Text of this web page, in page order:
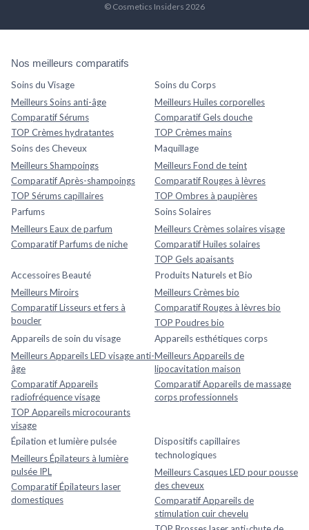
© Cosmetics Insiders 2026
Nos meilleurs comparatifs
Soins du Visage
Meilleurs Soins anti-âge
Comparatif Sérums
TOP Crèmes hydratantes
Soins du Corps
Meilleurs Huiles corporelles
Comparatif Gels douche
TOP Crèmes mains
Soins des Cheveux
Meilleurs Shampoings
Comparatif Après-shampoings
TOP Sérums capillaires
Maquillage
Meilleurs Fond de teint
Comparatif Rouges à lèvres
TOP Ombres à paupières
Parfums
Meilleurs Eaux de parfum
Comparatif Parfums de niche
Soins Solaires
Meilleurs Crèmes solaires visage
Comparatif Huiles solaires
TOP Gels apaisants
Accessoires Beauté
Meilleurs Miroirs
Comparatif Lisseurs et fers à
boucler
Produits Naturels et Bio
Meilleurs Crèmes bio
Comparatif Rouges à lèvres bio
TOP Poudres bio
Appareils de soin du visage
Meilleurs Appareils LED visage anti-
âge
Comparatif Appareils
radiofréquence visage
TOP Appareils microcourants
visage
Appareils esthétiques corps
Meilleurs Appareils de
lipocavitation maison
Comparatif Appareils de massage
corps professionnels
Épilation et lumière pulsée
Meilleurs Épilateurs à lumière
pulsée IPL
Comparatif Épilateurs laser
domestiques
Dispositifs capillaires
technologiques
Meilleurs Casques LED pour pousse
des cheveux
Comparatif Appareils de
stimulation cuir chevelu